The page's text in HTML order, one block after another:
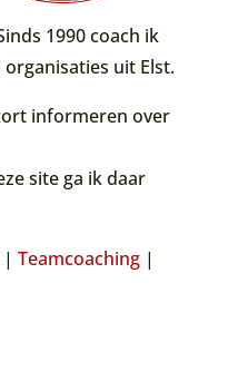
1990 coach ik
uit Elst.
informeren over
site ga ik daar
Teamcoaching |